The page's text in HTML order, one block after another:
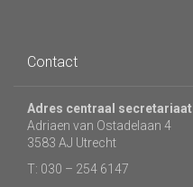
Contact
Adres centraal secretariaat
Adriaen van Ostadelaan 4
3583 AJ Utrecht
T: 030 – 254 6147